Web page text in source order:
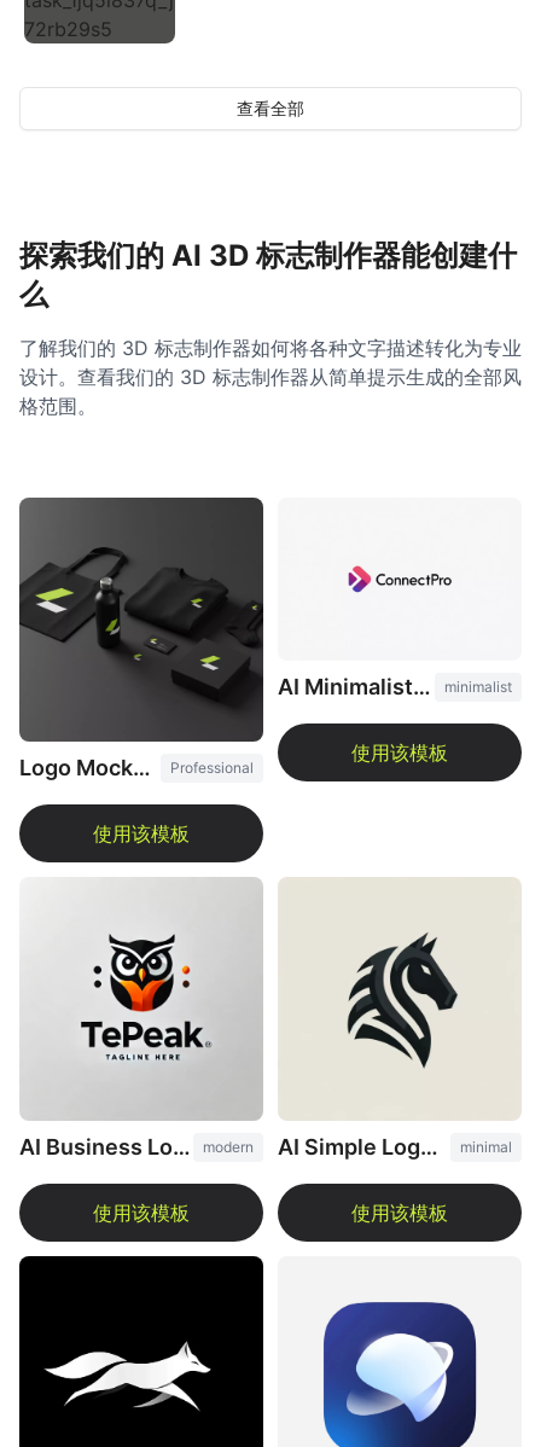
查看全部
探索我们的 AI 3D 标志制作器能创建什
么
了解我们的 3D 标志制作器如何将各种文字描述转化为专业
设计。查看我们的 3D 标志制作器从简单提示生成的全部风
格范围。
Logo Mockup Generator Professional
AI Minimalist Logo Design minimalist
AI Business Logo Generator modern AI Simple Logo Design minimal